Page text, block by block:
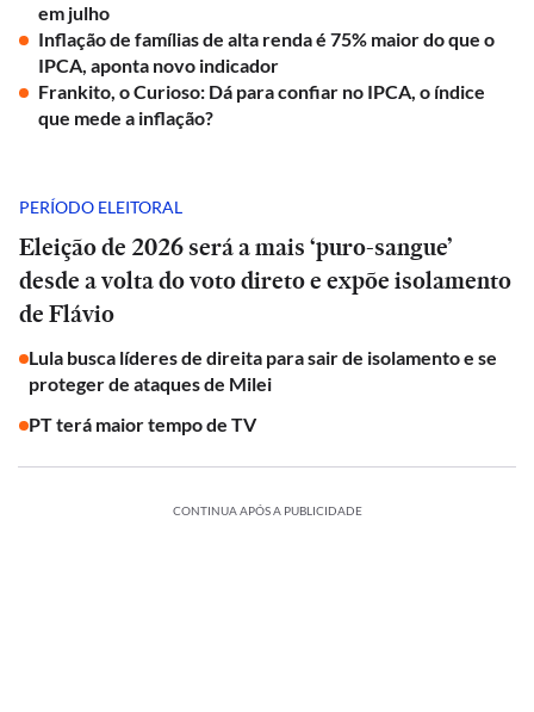
em julho
Inflação de famílias de alta renda é 75% maior do que o
IPCA, aponta novo indicador
Frankito, o Curioso: Dá para confiar no IPCA, o índice
que mede a inflação?
PERÍODO ELEITORAL
Eleição de 2026 será a mais ‘puro-sangue’
desde a volta do voto direto e expõe isolamento
de Flávio
Lula busca líderes de direita para sair de isolamento e se
proteger de ataques de Milei
PT terá maior tempo de TV
CONTINUA APÓS A PUBLICIDADE